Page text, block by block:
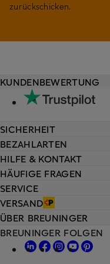
zurückschicken.
HILFE & KONTAKT
HÄUFIGE FRAGEN
SERVICE
VERSAND
KUNDENBEWERTUNG
SICHERHEIT
BEZAHLARTEN
ÜBER BREUNINGER
BREUNINGER FOLGEN